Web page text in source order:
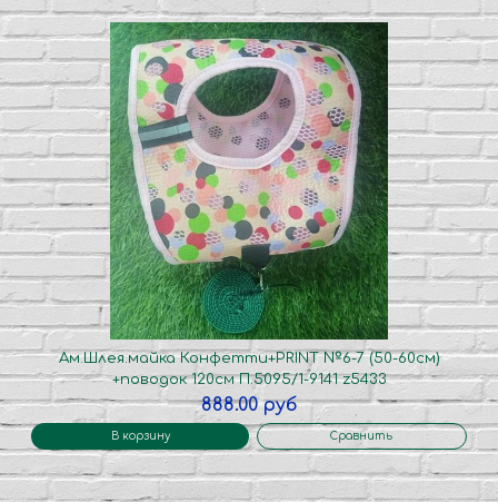
Ам.Шлея.майка Конфетти+PRINT №6-7 (50-60см)
+поводок 120см П.5095/1-9141 z5433
888.00 руб
В корзину Сравнить